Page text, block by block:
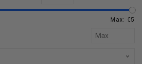
Max: €5